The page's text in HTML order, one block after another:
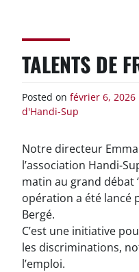
content
TALENTS DE
Posted on février 6, 2026
d'Handi-Sup
Notre directeur
l’association Handi-
matin au grand débat
opération a été lancé
Bergé.
C’est une initiative
les discriminations,
l’emploi.